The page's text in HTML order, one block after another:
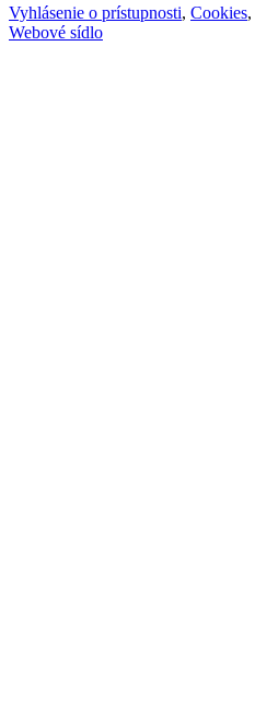
Vyhlásenie o prístupnosti, Cookies,
Webové sídlo